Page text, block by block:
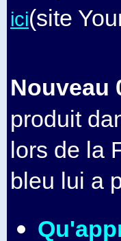
ici(site
Nouveau
produit
lors de la
bleu lui a